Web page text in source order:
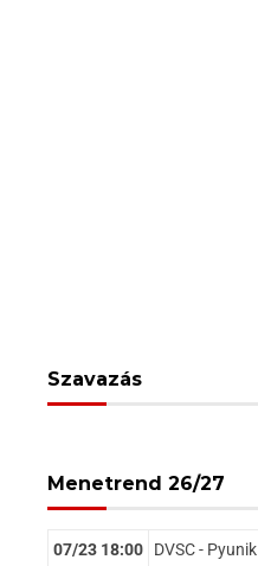
Szavazás
Menetrend 26/27
07/23 18:00 DVSC - Pyunik